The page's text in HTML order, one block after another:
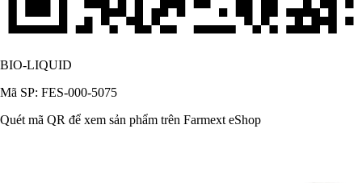
BIO-LIQUID
Mã SP: FES-000-5075
Quét mã QR để xem sản phẩm trên Farmext eShop